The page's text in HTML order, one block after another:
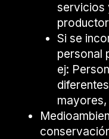
servicios
Si se
personal
ej: